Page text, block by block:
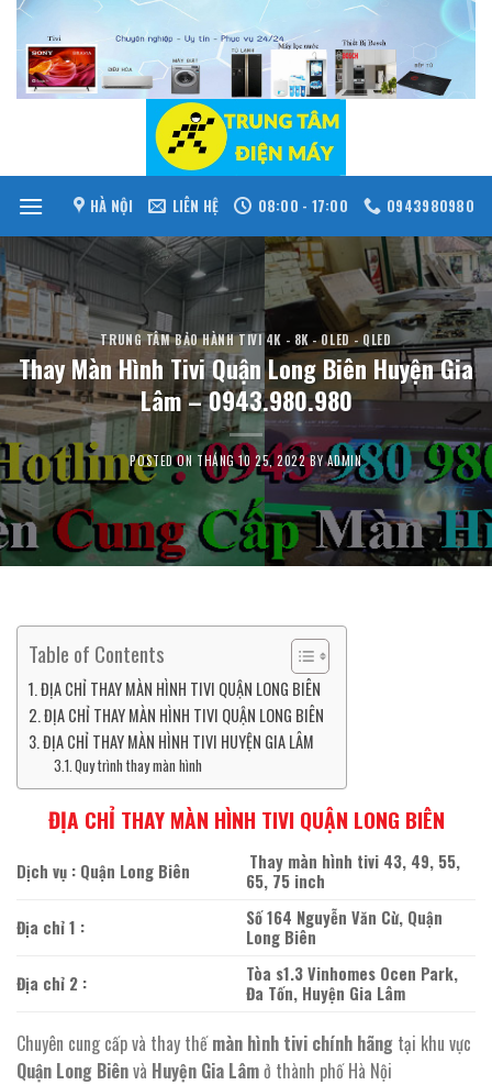
Skip
content
HÀ NỘI LIÊN HỆ 08:00 - 17:00 0943980980
TRUNG TÂM BẢO HÀNH TIVI 4K - 8K - OLED - QLED
Thay Màn Hình Tivi Quận Long Biên Huyện Gia
Lâm – 0943.980.980
POSTED ON THÁNG 10 25, 2022BYADMIN
Table of Contents
ĐỊA CHỈ THAY MÀN HÌNH TIVI QUẬN LONG BIÊN
ĐỊA CHỈ THAY MÀN HÌNH TIVI QUẬN LONG BIÊN
ĐỊA CHỈ THAY MÀN HÌNH TIVI HUYỆN GIA LÂM
Quy trình thay màn hình
ĐỊA CHỈ THAY MÀN HÌNH TIVI QUẬN LONG BIÊN
Dịch vụ : Quận Long Biên
Thay màn hình tivi 43, 49, 55,
65, 75 inch
Địa chỉ 1 :
Số 164 Nguyễn Văn Cừ, Quận
Long Biên
Địa chỉ 2 :
Tòa s1.3 Vinhomes Ocen Park,
Đa Tốn, Huyện Gia Lâm
Chuyên cung cấp và thay thếmàn hình tivi chính hãng tại khu vực
Quận Long Biênvà Huyện Gia Lâmở thành phố Hà Nội